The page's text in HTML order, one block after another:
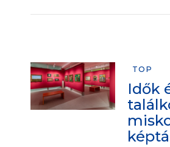
TOP
Idők